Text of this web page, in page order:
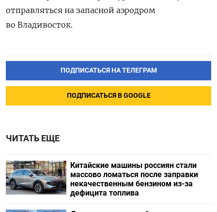
отправляться на запасной аэродром
во Владивосток.
ПОДПИСАТЬСЯ НА ТЕЛЕГРАМ
ПОДПИСАТЬСЯ В GOOGLE
ЧИТАТЬ ЕЩЕ
Китайские машины россиян стали
массово ломаться после заправки
некачественным бензином из-за
дефицита топлива